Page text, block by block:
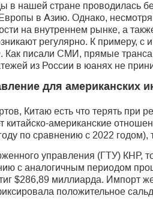
в нашей стране проводилась
в Азию. Однако,
на внутреннем рынке, а
регулярно. К примеру,
Как писали СМИ, прямые
из России в юанях не
для американских
Китаю есть что терять
китайско-американские
по сравнению с 2022
управления (ГТУ)
с аналогичным периодом
$286,89 миллиарда. Импорт
положительное